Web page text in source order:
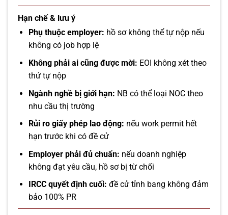
Hạn chế & lưu ý
Phụ thuộc employer: hồ sơ không thể tự nộp nếu
không có job hợp lệ
Không phải ai cũng được mời: EOI không xét theo
thứ tự nộp
Ngành nghề bị giới hạn: NB có thể loại NOC theo
nhu cầu thị trường
Rủi ro giấy phép lao động: nếu work permit hết
hạn trước khi có đề cử
Employer phải đủ chuẩn: nếu doanh nghiệp
không đạt yêu cầu, hồ sơ bị từ chối
IRCC quyết định cuối: đề cử tỉnh bang không đảm
bảo 100% PR